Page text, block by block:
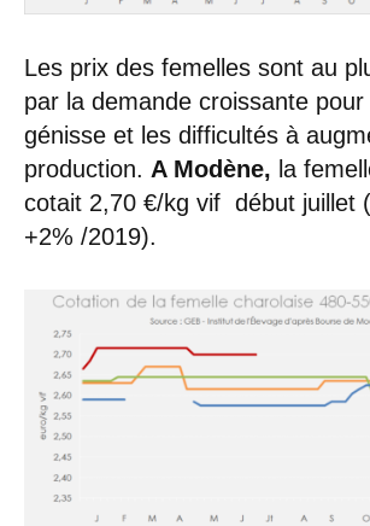
Les prix des femelles sont au
par la demande croissante
génisse et les difficultés à
production. A Modène, la
cotait 2,70 €/kg vif début juillet
+2% /2019).